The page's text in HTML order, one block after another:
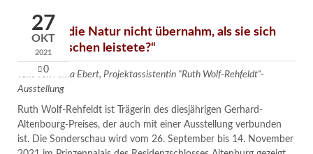
27
OKT
2021
0
„Ob sich die Natur nicht übernahm, als sie sich
den Menschen leistete?“
Text von Anna Ebert, Projektassistentin "Ruth Wolf-Rehfeldt"-
Ausstellung
Ruth Wolf-Rehfeldt ist Trägerin des diesjährigen Gerhard-
Altenbourg-Preises, der auch mit einer Ausstellung verbunden
ist. Die Sonderschau wird vom 26. September bis 14. November